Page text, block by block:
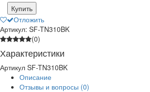
Купить
Отложить
Артикул: SF-TN310BK
(0)
Характеристики
Артикул SF-TN310BK
Описание
Отзывы и вопросы (0)